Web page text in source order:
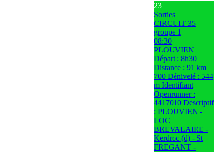
23
Sorties
CIRCUIT 35
groupe 1
08:30
PLOUVIEN
Départ : 8h30
Distance : 91 km
700 Dénivelé : 544
m Identifiant
Openrunner :
4417010 Descriptif
: PLOUVIEN -
LOC
BREVALAIRE -
Kerdroc (d) - St
FREGANT -